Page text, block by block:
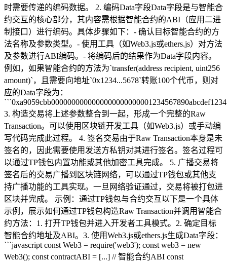
时需要传递的编码数据。 2. 编码Data字段Data字段是与智能合
约交互的核心部分，其内容需根据智能合约的ABI（应用二进
制接口）进行编码。具体步骤如下：- 确认目标智能合约的方
法名称及参数类型。- 使用工具（如Web3.js或ethers.js）对方法
及参数进行ABI编码。- 将编码后的结果作为Data字段内容。
例如，如果智能合约的方法为`transfer(address recipient, uint256
amount)`，且需要向地址`0x1234...5678`转账100个代币，则对
应的Data字段为：
3. 构造交易将上述参数整合到一起，形成一个完整的Raw
Transaction。可以使用区块链开发工具（如Web3.js）或手动编
写代码完成此过程。 4. 签名交易由于Raw Transaction本身是未
签名的，因此需要使用发送方私钥对其进行签名。签名过程可
以通过TP钱包内置功能或其他加密工具完成。 5. 广播交易将
签名后的交易广播到区块链网络，可以通过TP钱包或其他支
持广播功能的工具实现。一旦网络验证通过，交易将被打包进
区块并完成。 示例：通过TP钱包与合约交互以下是一个具体
示例，展示如何通过TP钱包构造Raw Transaction并调用智能合
约方法：1. 打开TP钱包并进入开发者工具模式。2. 确定目标
智能合约地址及ABI。3. 使用Web3.js或ethers.js生成Data字段：
```javascript const Web3 = require('web3'); const web3 = new
Web3(); const contractABI = [...] // 智能合约ABI const